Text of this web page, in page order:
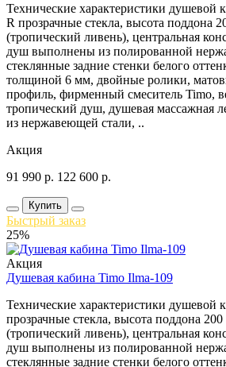
Технические характеристики
R прозрачные стекла, высота поддона
(тропический ливень), центральная
душ выполнены из полированной
стеклянные задние стенки белого
толщиной 6 мм, двойные ролики,
профиль, фирменный смеситель Timo,
тропический душ, душевая массажная
из нержавеющей стали, ..
Акция
91 990 р. 122 600 р.
Купить
Быстрый заказ
25%
Акция
Душевая кабина Timo Ilma-109
Технические характеристики
прозрачные стекла, высота поддона
(тропический ливень), центральная
душ выполнены из полированной
стеклянные задние стенки белого